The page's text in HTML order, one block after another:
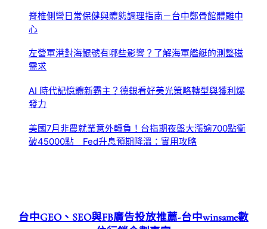
脊椎側彎日常保健與體態調理指南－台中鄭骨館體雕中
心
左營軍港對海鯤號有哪些影響？了解海軍艦艇的測整磁
需求
AI 時代記憶體新霸主？德銀看好美光策略轉型與獲利爆
發力
美國7月非農就業意外轉負！台指期夜盤大漲逾700點衝
破45000點 Fed升息預期降溫：實用攻略
台中GEO、SEO與FB廣告投放推薦-台中winsame數